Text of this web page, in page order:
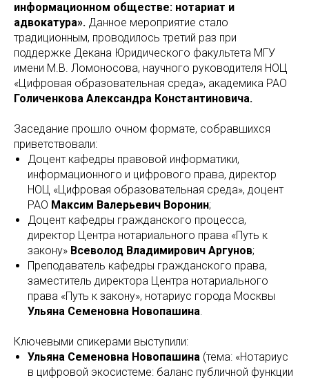
информационном обществе: нотариат и
адвокатура». Данное мероприятие стало
традиционным, проводилось третий раз при
поддержке Декана Юридического факультета МГУ
имени М.В. Ломоносова, научного руководителя НОЦ
«Цифровая образовательная среда», академика РАО
Голиченкова Александра Константиновича.
Заседание прошло очном формате, собравшихся
приветствовали:
Доцент кафедры правовой информатики,
информационного и цифрового права, директор
НОЦ «Цифровая образовательная среда», доцент
РАО Максим Валерьевич Воронин;
Доцент кафедры гражданского процесса,
директор Центра нотариального права «Путь к
закону» Всеволод Владимирович Аргунов;
Преподаватель кафедры гражданского права,
заместитель директора Центра нотариального
права «Путь к закону», нотариус города Москвы
Ульяна Семеновна Новопашина.
Ключевыми спикерами выступили:
Ульяна Семеновна Новопашина (тема: «Нотариус
в цифровой экосистеме: баланс публичной функции